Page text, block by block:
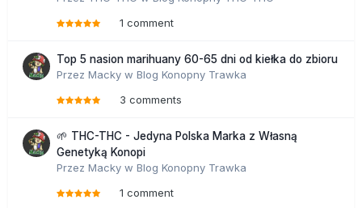
1 comment
Top 5 nasion marihuany 60-65 dni od kiełka do zbioru
Przez Macky w Blog Konopny Trawka
3 comments
🌱 THC-THC - Jedyna Polska Marka z Własną
Genetyką Konopi
Przez Macky w Blog Konopny Trawka
1 comment